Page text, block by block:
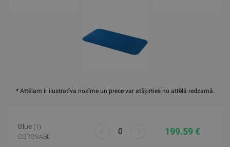
* Attēlam ir ilustratīva nozīme un prece var atšķirties no attēlā redzamā.
Blue (1)
CORONABL
199.59 €